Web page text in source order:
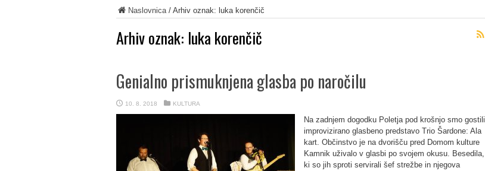
Naslovnica/ Arhiv oznak: luka korenčič
Arhiv oznak: luka korenčič
Genialno prismuknjena glasba po naročilu
10. 8. 2018 KULTURA
Na zadnjem dogodku Poletja pod krošnjo smo gostili
improvizirano glasbeno predstavo Trio Šardone: Ala
kart. Občinstvo je na dvorišču pred Domom kulture
Kamnik uživalo v glasbi po svojem okusu. Besedila,
ki so jih sproti servirali šef strežbe in njegova